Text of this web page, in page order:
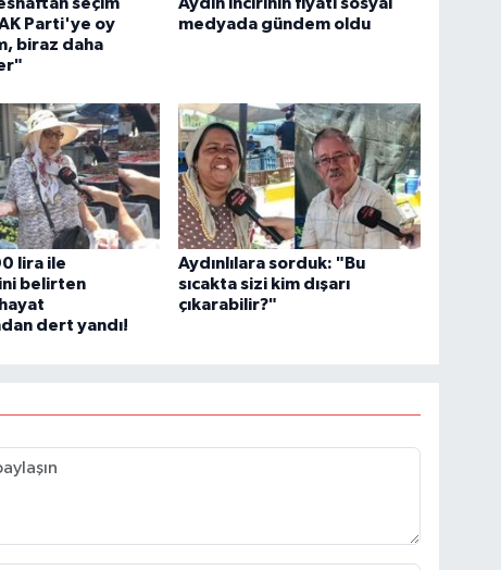
Parti'ye oy
biraz daha
medyada gündem oldu
lira ile
belirten
dert yandı!
Aydınlılara sorduk: "Bu
sıcakta sizi kim dışarı
çıkarabilir?"